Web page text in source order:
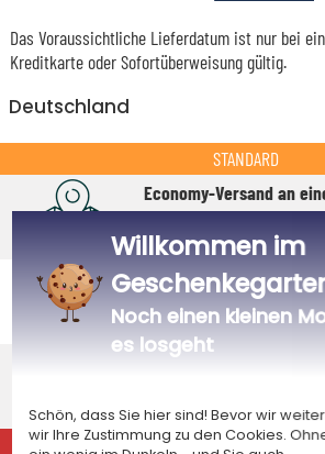
Das Voraussichtliche Lieferdatum ist nur bei
Kreditkarte oder Sofortüberweisung gültig.
Deutschland
STANDARD
Economy-Versand an
Voraussichtliches
Freitag 14 August 2026
Economy-Versand nach
Voraussichtliches
Dienstag 18 August 2026
Standardlieferung nach
Mittwoch 12 August 2026
EXPRESS
Willkommen im
Noch einen kleinen
es losgeht
Schön, dass Sie hier sind! Bevor wir
wir Ihre Zustimmung zu den Cookies.